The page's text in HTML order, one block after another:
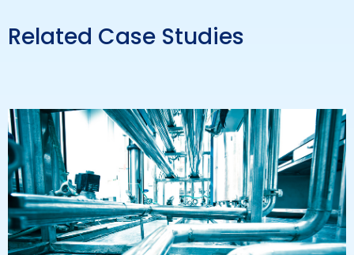
Related Case Studies